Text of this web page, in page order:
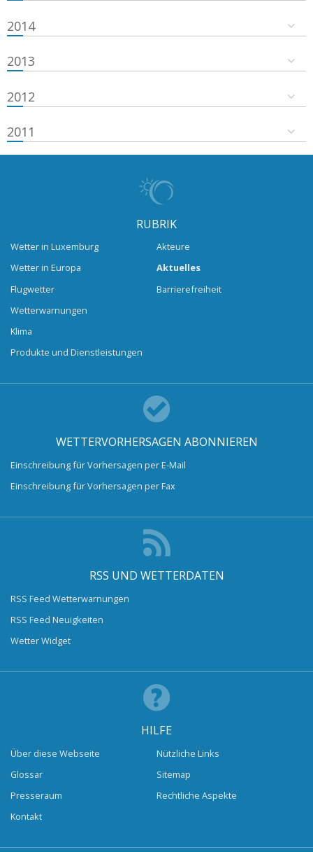
2014
2013
2012
2011
RUBRIK
Wetter in Luxemburg
Wetter in Europa
Flugwetter
Wetterwarnungen
Klima
Produkte und Dienstleistungen
Akteure
Aktuelles
Barrierefreiheit
WETTERVORHERSAGEN ABONNIEREN
Einschreibung für Vorhersagen per E-Mail
Einschreibung für Vorhersagen per Fax
RSS UND WETTERDATEN
RSS Feed Wetterwarnungen
RSS Feed Neuigkeiten
Wetter Widget
HILFE
Über diese Webseite
Glossar
Presseraum
Kontakt
Nützliche Links
Sitemap
Rechtliche Aspekte